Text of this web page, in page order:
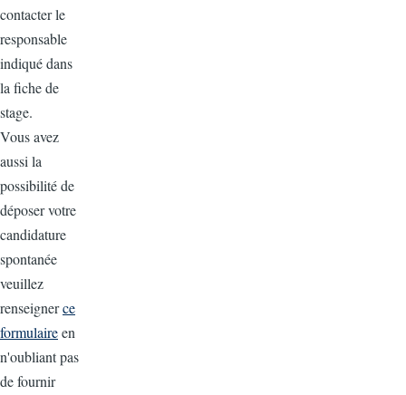
contacter le
responsable
indiqué dans
la fiche de
stage.
Vous avez
aussi la
possibilité de
déposer votre
candidature
spontanée
veuillez
renseignerce
formulaireen
n'oubliant pas
de fournir